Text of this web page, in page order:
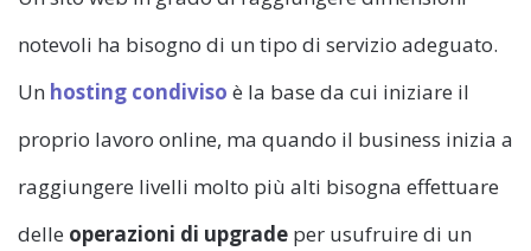
notevoli ha bisogno di un tipo di servizio adeguato.
Un hosting condiviso è la base da cui iniziare il
proprio lavoro online, ma quando il business inizia a
raggiungere livelli molto più alti bisogna effettuare
delle operazioni di upgrade per usufruire di un